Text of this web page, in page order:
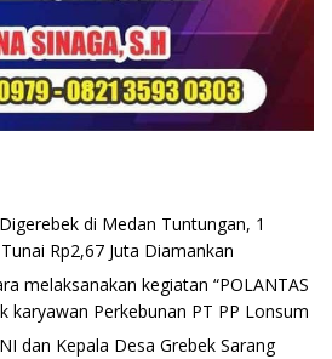
di Medan Tuntungan, 1
Rp2,67 Juta Diamankan
melaksanakan kegiatan “POLANTAS
karyawan Perkebunan PT PP Lonsum
dan Kepala Desa Grebek Sarang